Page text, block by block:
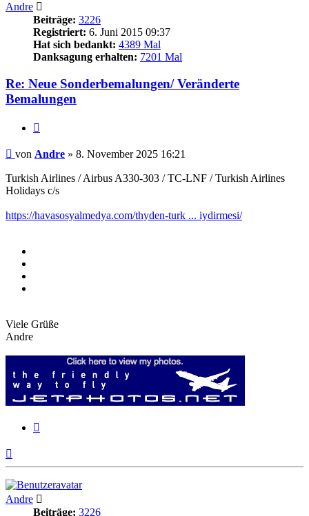
Andre
Beiträge: 3226
Registriert: 6. Juni 2015 09:37
Hat sich bedankt: 4389 Mal
Danksagung erhalten: 7201 Mal
Re: Neue Sonderbemalungen/ Veränderte
Bemalungen
Beitrag
von Andre » 8. November 2025 16:21
Turkish Airlines / Airbus A330-303 / TC-LNF / Turkish Airlines
Holidays c/s
https://havasosyalmedya.com/thyden-turk ... iydirmesi/
Viele Grüße
Andre
Andre
Beiträge: 3226